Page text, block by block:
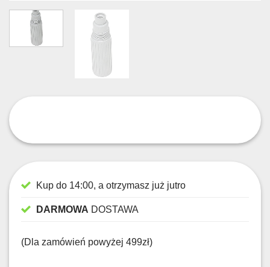
Kup do 14:00, a otrzymasz już jutro
DARMOWA DOSTAWA
(Dla zamówień powyżej 499zł)